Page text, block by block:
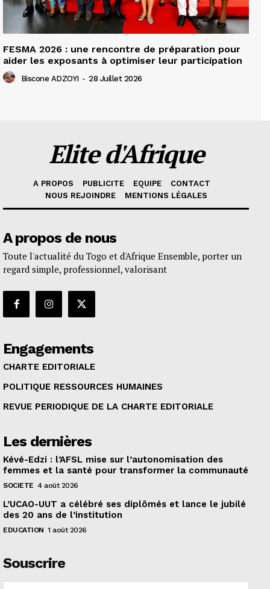
FESMA 2026 : une rencontre de préparation pour
aider les exposants à optimiser leur participation
Biscone ADZOYI - 28 Juillet 2026
Elite d'Afrique
A PROPOS PUBLICITE EQUIPE
CONTACT
NOUS REJOINDRE
MENTIONS LÉGALES
A propos de nous
Toute l'actualité du Togo et d'Afrique Ensemble, porter un
regard simple, professionnel, valorisant
Engagements
CHARTE EDITORIALE
POLITIQUE RESSOURCES HUMAINES
REVUE PERIODIQUE DE LA CHARTE EDITORIALE
Les dernières
Kévé-Edzi : l’AFSL mise sur l’autonomisation des
femmes et la santé pour transformer la communauté
SOCIETE 4 août 2026
L’UCAO-UUT a célébré ses diplômés et lance le jubilé
des 20 ans de l’institution
EDUCATION 1 août 2026
Souscrire